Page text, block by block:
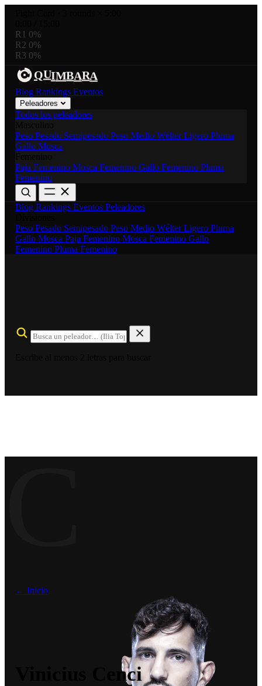
R1 0%
R2 0%
R3 0%
QUIMBARA
Blog Rankings Eventos
Peleadores
Todos los peleadores
Peso Pesado Semipesado Peso Medio WélterLigero Pluma
Gallo Mosca
Paja Femenino Mosca Femenino Gallo Femenino Pluma
Femenino
Blog Rankings Eventos Peleadores
Peso Pesado Semipesado Peso Medio WélterLigero Pluma
Gallo Mosca Paja Femenino Mosca Femenino Gallo
Femenino Pluma Femenino
← Inicio
Vinicius Cenci